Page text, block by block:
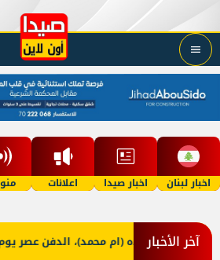
اخبار لبنان اخبار صيدا اعلانات
آخر الأخبار
محمد حموده (ام محمد)، الدفن عصر يوم الخميس 6